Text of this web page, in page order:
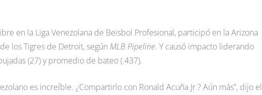
en la Liga Venezolana de Beisbol Profesional, participó en la Arizona
los Tigres de Detroit, según MLB Pipeline. Y causó impacto liderando
(27) y promedio de bateo (.437).
es increíble. ¿Compartirlo con Ronald Acuña Jr.? Aún más”, dijo el